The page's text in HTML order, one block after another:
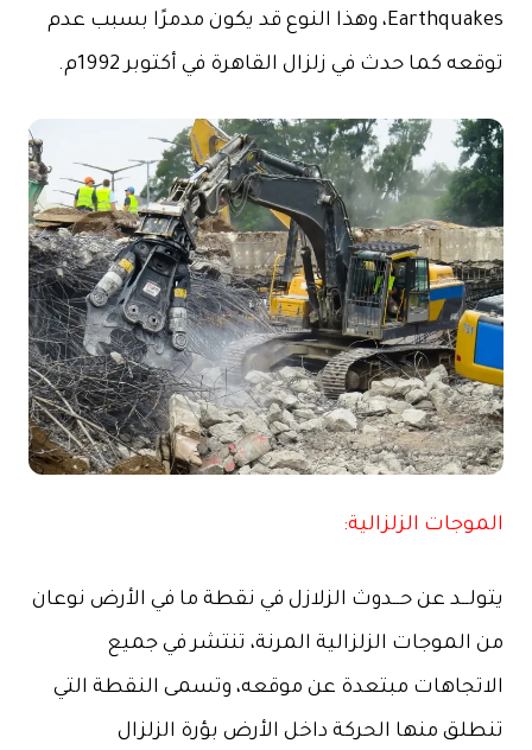
Earthquakes، وهذا النوع قد يكون مدمرًا بسبب عدم
توقعه كما حدث في زلزال القاهرة في أكتوبر 1992م.
الموجات الزلزالية:
يتولــد عن حــدوث الزلازل في نقطة ما في الأرض نوعان
من الموجات الزلزالية المرنة، تنتشر في جميع
الاتجاهات مبتعدة عن موقعه، وتسمى النقطة التي
تنطلق منها الحركة داخل الأرض بؤرة الزلزال